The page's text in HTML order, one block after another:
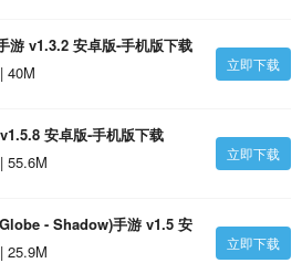
游 v1.3.2 安卓版-手机版下载
40M
立即下载
安卓版-手机版下载
55.6M
立即下载
- Shadow)手游 v1.5 安
25.9M 立即下载